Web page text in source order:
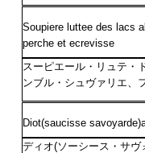
Soupiere luttee des lacs
perche et ecrevisse
スーピエール・リュテ・
ンブル・シュヴァリエ、
Diot(saucisse
ディオ(ソーシース・サヴ